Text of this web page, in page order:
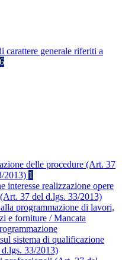
carattere generale riferiti a
6
delle procedure (Art. 37
2013) 1
interesse realizzazione opere
37 del d.lgs. 33/2013)
programmazione di lavori,
e forniture / Mancata
sistema di qualificazione
33/2013)